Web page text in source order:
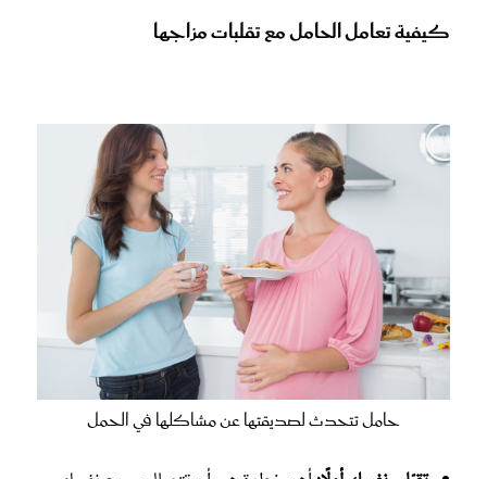
كيفية تعامل الحامل مع تقلبات مزاجها
حامل تتحدث لصديقتها عن مشاكلها في الحمل